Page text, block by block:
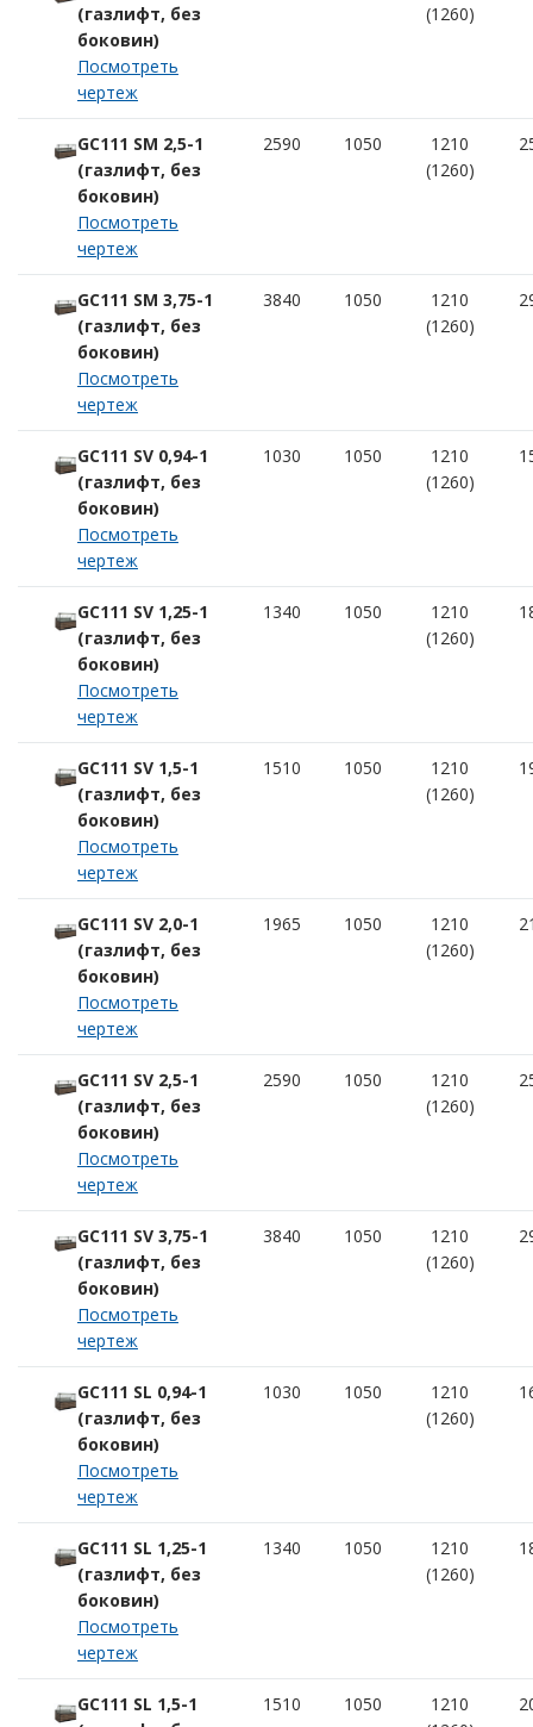
(газлифт, без
боковин)
Посмотреть
чертеж
(1260)
GC111 SM 2,5-1
(газлифт, без
боковин)
Посмотреть
чертеж
2590 1050
1210
(1260)
GC111 SM 3,75-1
(газлифт, без
боковин)
Посмотреть
чертеж
3840 1050
1210
(1260)
GC111 SV 0,94-1
(газлифт, без
боковин)
Посмотреть
чертеж
1030 1050
1210
(1260)
GC111 SV 1,25-1
(газлифт, без
боковин)
Посмотреть
чертеж
1340 1050
1210
(1260)
GC111 SV 1,5-1
(газлифт, без
боковин)
Посмотреть
чертеж
1510 1050
1210
(1260)
GC111 SV 2,0-1
(газлифт, без
боковин)
Посмотреть
чертеж
1965 1050
1210
(1260)
GC111 SV 2,5-1
(газлифт, без
боковин)
Посмотреть
чертеж
2590 1050
1210
(1260)
GC111 SV 3,75-1
(газлифт, без
боковин)
Посмотреть
чертеж
3840 1050
1210
(1260)
GC111 SL 0,94-1
(газлифт, без
боковин)
Посмотреть
чертеж
1030 1050
1210
(1260)
GC111 SL 1,25-1
(газлифт, без
боковин)
Посмотреть
чертеж
1340 1050
1210
(1260)
GC111 SL 1,5-1
1510 1050
1210